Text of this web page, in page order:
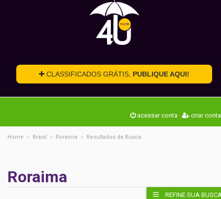
CLASSIFICADOS GRÁTIS, PUBLIQUE AQUI!
acessar conta · criar conta
Home » Brasil » Roraima » Resultados da Busca
Roraima
REFINE SUA